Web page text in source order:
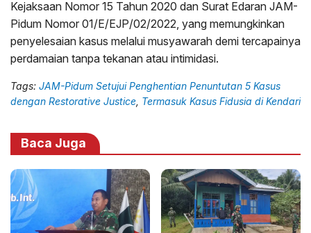
Kejaksaan Nomor 15 Tahun 2020 dan Surat Edaran JAM-
Pidum Nomor 01/E/EJP/02/2022, yang memungkinkan
penyelesaian kasus melalui musyawarah demi tercapainya
perdamaian tanpa tekanan atau intimidasi.
Tags: JAM-Pidum Setujui Penghentian Penuntutan 5 Kasus
dengan Restorative Justice Termasuk Kasus Fidusia di Kendari
Baca Juga